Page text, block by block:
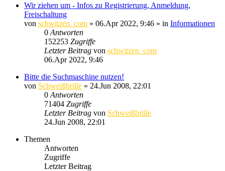
Wir ziehen um - Infos zu Registrierung, Anmeldung,
Freischaltung
von schwitzen_com » 06.Apr 2022, 9:46 » in Informationen
0 Antworten
152253 Zugriffe
Letzter Beitrag von schwitzen_com
06.Apr 2022, 9:46
Bitte die Suchmaschine nutzen!
von Schweißbrille » 24.Jun 2008, 22:01
0 Antworten
71404 Zugriffe
Letzter Beitrag von Schweißbrille
24.Jun 2008, 22:01
Themen
Antworten
Zugriffe
Letzter Beitrag